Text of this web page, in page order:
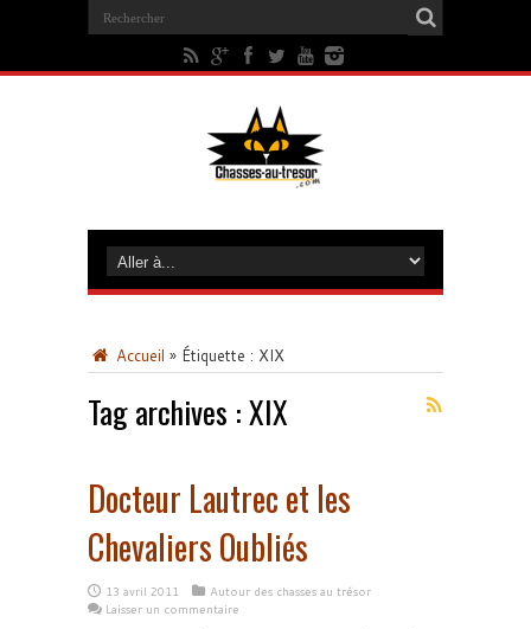
Accueil » Étiquette : XIX
Tag archives :XIX
Docteur Lautrec et les
Chevaliers Oubliés
13 avril 2011
Autour des chasses au trésor
Laisser un commentaire